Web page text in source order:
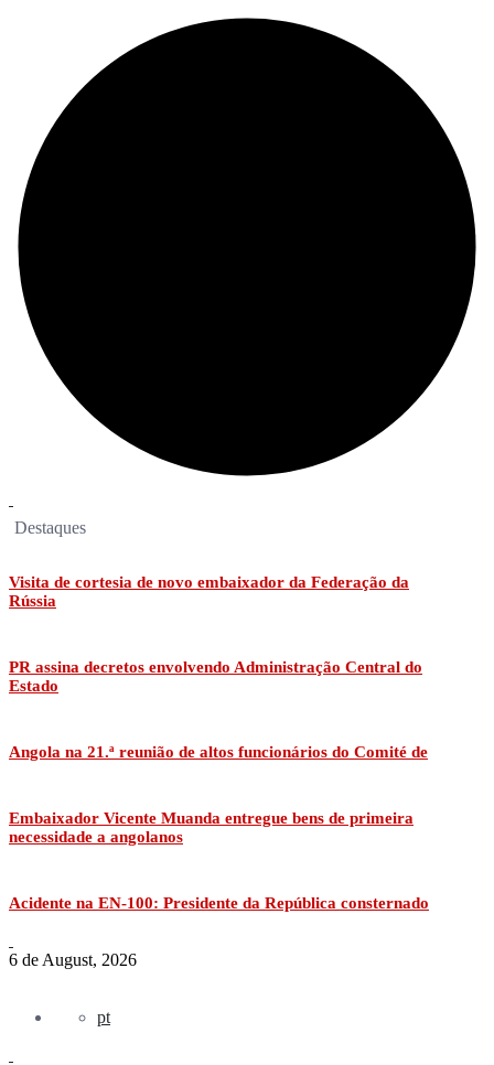
Destaques
Visita de cortesia de novo embaixador da Federação da
Rússia
PR assina decretos envolvendo Administração Central do
Estado
Angola na 21.ª reunião de altos funcionários do Comité de
Embaixador Vicente Muanda entregue bens de primeira
necessidade a angolanos
Acidente na EN-100: Presidente da República consternado
6 de August, 2026
pt